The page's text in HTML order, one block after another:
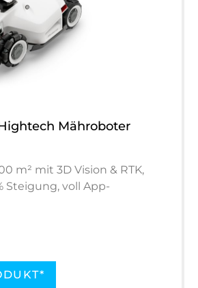
Mähroboter
m² mit 3D Vision & RTK,
Steigung, voll App-